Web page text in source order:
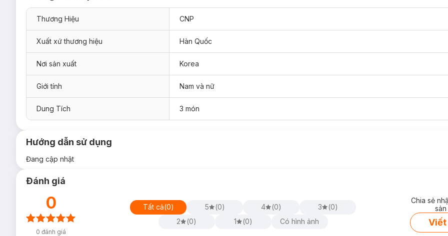
Thương Hiệu CNP
Xuất xứ thương hiệu Hàn Quốc
Nơi sản xuất Korea
Giới tính Nam và nữ
Dung Tích 3 món
Hướng dẫn sử dụng
Đang cập nhật
Đánh giá
0
0 đánh giá
Tất cả(0) 5 (0) 4 (0) 3 (0)
2
(0) 1 (0) Có hình ảnh
Chia sẻ
Viết